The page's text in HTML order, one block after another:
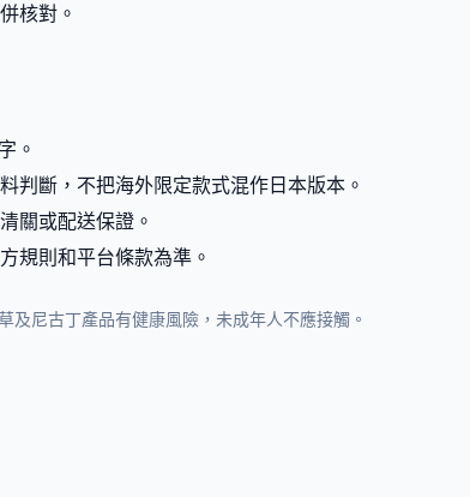
核對。
。
判斷，不把海外限定款式混作日本版本。
關或配送保證。
規則和平台條款為準。
尼古丁產品有健康風險，未成年人不應接觸。